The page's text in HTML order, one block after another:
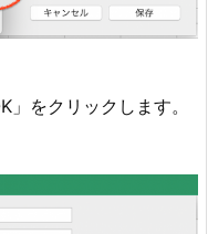
をクリックします。